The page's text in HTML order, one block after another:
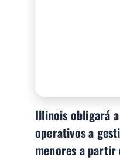
Illinois obligará
operativos a
menores a partir